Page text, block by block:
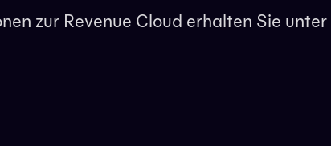
zur Revenue Cloud erhalten Sie unter